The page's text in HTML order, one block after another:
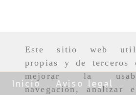
Este sitio web
propias y de terceros
mejorar la
navegación, analizar
Inicio Aviso legal